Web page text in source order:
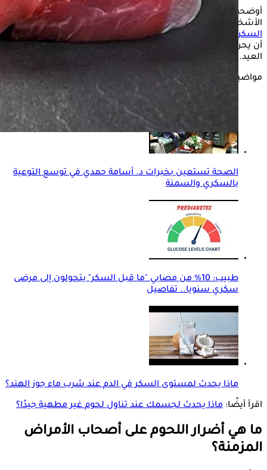
أوضحت الدكتورة شيرين إمبابي، أخصائي التغذية العلاجية، أن
الأشخاص الذين يعانون من أي أمراض مزمنة مثل أمراض القلب أو
السكري
أو الذين يعانون من ارتفاع مستويات اليوريك أسيد يجب
أن يحرصوا على كمية اللحوم الحمراء التي يتم تناولها خلال فترة
العيد.
مواضيع ذات صلة
الصحة تستعين بخبرات د. أسامة حمدي في توسع التوعية
بالسكري والسمنة
طبيب: 10% من مصابي "ما قبل السكر" يتحولون إلى مرضى
سكري سنويا.. تفاصيل
ماذا يحدث لمستوى السكر في الدم عند شرب ماء جوز الهند؟
اقرأ أيضًا: ماذا يحدث لجسمك عند تناول لحوم غير مطهية جيدًا؟
ما هي أضرار اللحوم على أصحاب الأمراض
المزمنة؟